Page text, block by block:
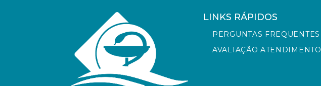
LINKS RÁPIDOS
PERGUNTAS FREQUENTES
AVALIAÇÃO ATENDIMENTO